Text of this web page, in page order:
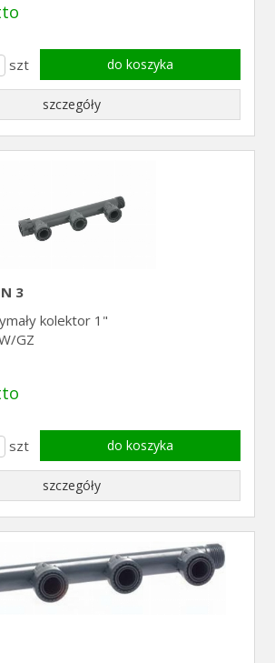
szt do koszyka
szczegóły
3
kolektor 1"
GZ
szt do koszyka
szczegóły